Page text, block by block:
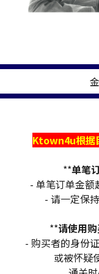
Ktown4u根据
**单笔
- 单笔订单金额
- 请一定保
**请使用
- 购买者的身份
或被怀疑